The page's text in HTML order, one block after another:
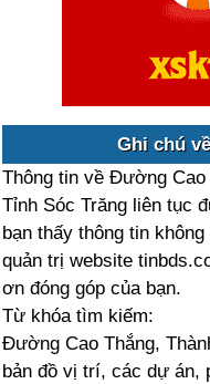
Ghi chú
Thông tin về Đường Cao
Tỉnh Sóc Trăng liên tục
bạn thấy thông tin
quản trị website
ơn đóng góp của bạn.
Từ khóa tìm kiếm:
Đường Cao Thắng,
bản đồ vị trí, các dự án,